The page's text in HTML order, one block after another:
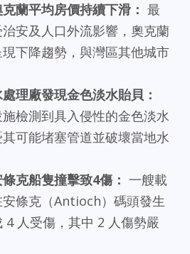
克蘭平均房價持續下滑： 最
安及人口外流影響，奧克蘭
下降趨勢，與灣區其他城市
處理廠發現金色淡水貽貝：
檢測到具入侵性的金色淡水
可能堵塞管道並破壞當地水
條克船隻撞擊致4傷： 一艘載
條克（Antioch）碼頭發生
4 人受傷，其中 2 人傷勢嚴